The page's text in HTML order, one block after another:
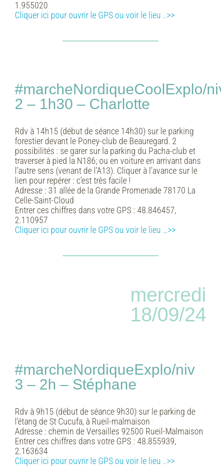
1.955020
Cliquer ici pour ouvrir le GPS ou voir le lieu ..>>
#marcheNordiqueCoolExplo/
2 – 1h30 – Charlotte
Rdv à 14h15 (début de séance 14h30) sur le parking
forestier devant le Poney-club de Beauregard. 2
possibilités : se garer sur la parking du Pacha-club et
traverser à pied la N186; ou en voiture en arrivant dans
l’autre sens (venant de l’A13). Cliquer à l’avance sur le
lien pour repérer : c’est très facile !
Adresse : 31 allée de la Grande Promenade 78170 La
Celle-Saint-Cloud
Entrer ces chiffres dans votre GPS : 48.846457,
2.110957
Cliquer ici pour ouvrir le GPS ou voir le lieu …>>
mercredi
18/09/24
#marcheNordiqueExplo/niv
3 – 2h – Stéphane
Rdv à 9h15 (début de séance 9h30) sur le parking de
l’étang de St Cucufa, à Rueil-malmaison
Adresse : chemin de Versailles 92500 Rueil-Malmaison
Entrer ces chiffres dans votre GPS : 48.855939,
2.163634
Cliquer ici pour ouvrir le GPS ou voir le lieu ..>>